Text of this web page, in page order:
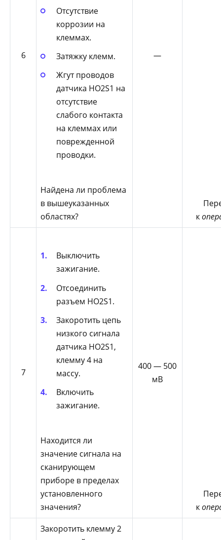
6
Отсутствие
коррозии на
клеммах.
Затяжку клемм.
Жгут проводов
датчика HO2S1 на
отсутствие
слабого контакта
на клеммах или
поврежденной
проводки.
Найдена ли проблема
в вышеуказанных
областях?
—
к
7
Выключить
зажигание.
Отсоединить
разъем HO2S1.
Закоротить цепь
низкого сигнала
датчика HO2S1,
клемму 4 на
массу.
Включить
зажигание.
Находится ли
значение сигнала на
сканирующем
приборе в пределах
установленного
значения?
400 — 500
мВ
к
Закоротить клемму 2